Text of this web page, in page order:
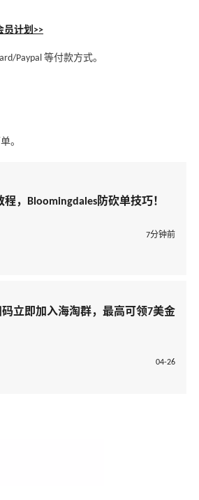
员计划>>
Paypal 等付款方式。
。
，Bloomingdales防砍单技巧！
7分钟前
立即加入海淘群，最高可领7美金
04-26
Bloomingdales布鲁明美国官网海淘攻略
Bloomingdales官网2025黑五海淘折扣